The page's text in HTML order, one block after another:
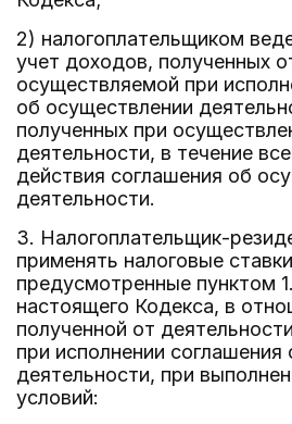
2) налогоплательщиком
учет доходов, полученных
осуществляемой при
об осуществлении
полученных при
деятельности, в течение
действия соглашения об
деятельности.
3. Налогоплательщик-
применять налоговые
предусмотренные пунктом
настоящего Кодекса, в
полученной от
при исполнении
деятельности, при
условий: